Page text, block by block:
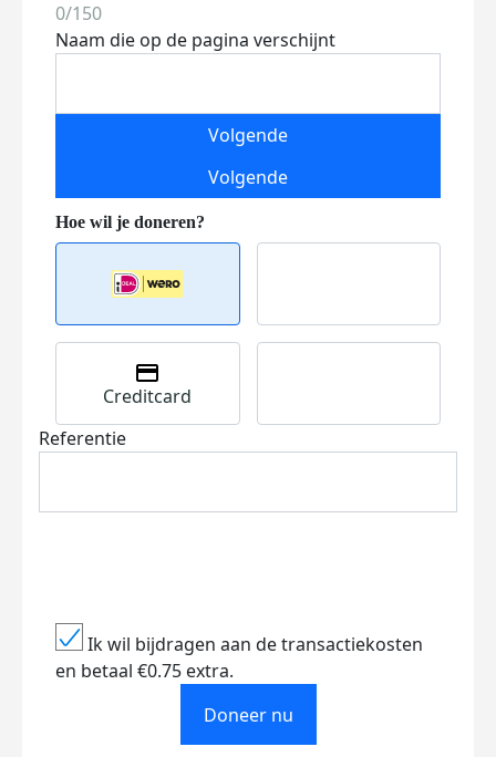
0/150
Naam die op de pagina verschijnt
Volgende
Volgende
Creditcard
Referentie
Ik wil bijdragen aan de transactiekosten
en betaal €0.75 extra.
Doneer nu